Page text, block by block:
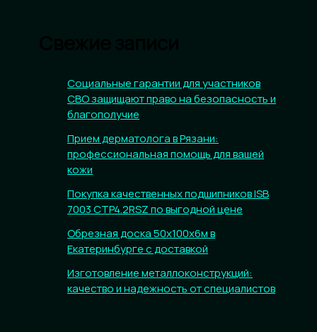
Социальные гарантии для участников
СВО защищают право на безопасность и
благополучие
Прием дерматолога в Рязани:
профессиональная помощь для вашей
кожи
Покупка качественных подшипников ISB
7003 CTP4.2RSZ по выгодной цене
Обрезная доска 50х100х6м в
Екатеринбурге с доставкой
Изготовление металлоконструкций:
качество и надежность от специалистов